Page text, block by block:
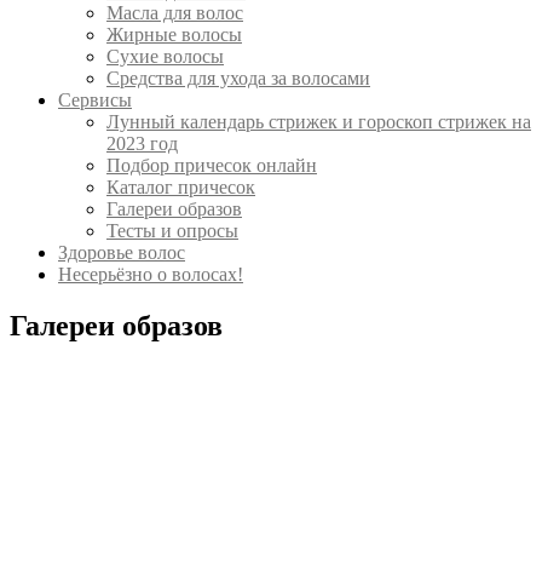
Масла для волос
Жирные волосы
Сухие волосы
Средства для ухода за волосами
Сервисы
Лунный календарь стрижек и гороскоп стрижек на
2023 год
Подбор причесок онлайн
Каталог причесок
Галереи образов
Тесты и опросы
Здоровье волос
Несерьёзно о волосах!
Галереи образов